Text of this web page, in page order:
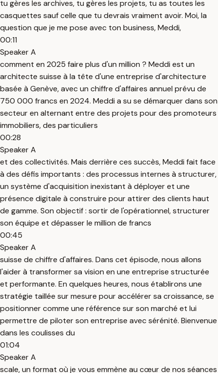
tu gères les archives, tu gères les projets, tu as toutes les
casquettes sauf celle que tu devrais vraiment avoir. Moi, la
question que je me pose avec ton business, Meddi,
00:11
Speaker A
comment en 2025 faire plus d'un million ? Meddi est un
architecte suisse à la tête d'une entreprise d'architecture
basée à Genève, avec un chiffre d'affaires annuel prévu de
750 000 francs en 2024. Meddi a su se démarquer dans son
secteur en alternant entre des projets pour des promoteurs
immobiliers, des particuliers
00:28
Speaker A
et des collectivités. Mais derrière ces succès, Meddi fait face
à des défis importants : des processus internes à structurer,
un système d'acquisition inexistant à déployer et une
présence digitale à construire pour attirer des clients haut
de gamme. Son objectif : sortir de l'opérationnel, structurer
son équipe et dépasser le million de francs
00:45
Speaker A
suisse de chiffre d'affaires. Dans cet épisode, nous allons
l'aider à transformer sa vision en une entreprise structurée
et performante. En quelques heures, nous établirons une
stratégie taillée sur mesure pour accélérer sa croissance, se
positionner comme une référence sur son marché et lui
permettre de piloter son entreprise avec sérénité. Bienvenue
dans les coulisses du
01:04
Speaker A
scale, un format où je vous emmène au cœur de nos séances